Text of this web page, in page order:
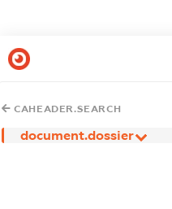
CAHEADER.SEARCH
document.dossier